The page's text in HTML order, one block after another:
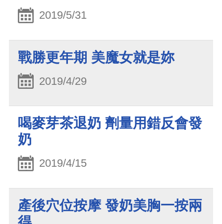
2019/5/31
戰勝更年期 美魔女就是妳
2019/4/29
喝麥芽茶退奶 劑量用錯反會發
奶
2019/4/15
產後穴位按摩 發奶美胸一按兩